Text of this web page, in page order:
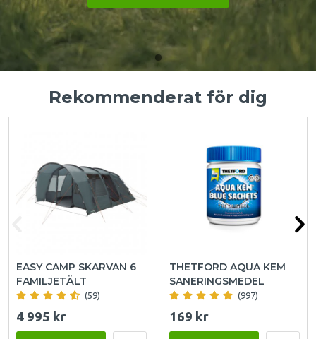
Rekommenderat för dig
EASY CAMP SKARVAN 6
FAMILJETÄLT
(59)
4 995 kr
THETFORD AQUA KEM
SANERINGSMEDEL
(997)
169 kr